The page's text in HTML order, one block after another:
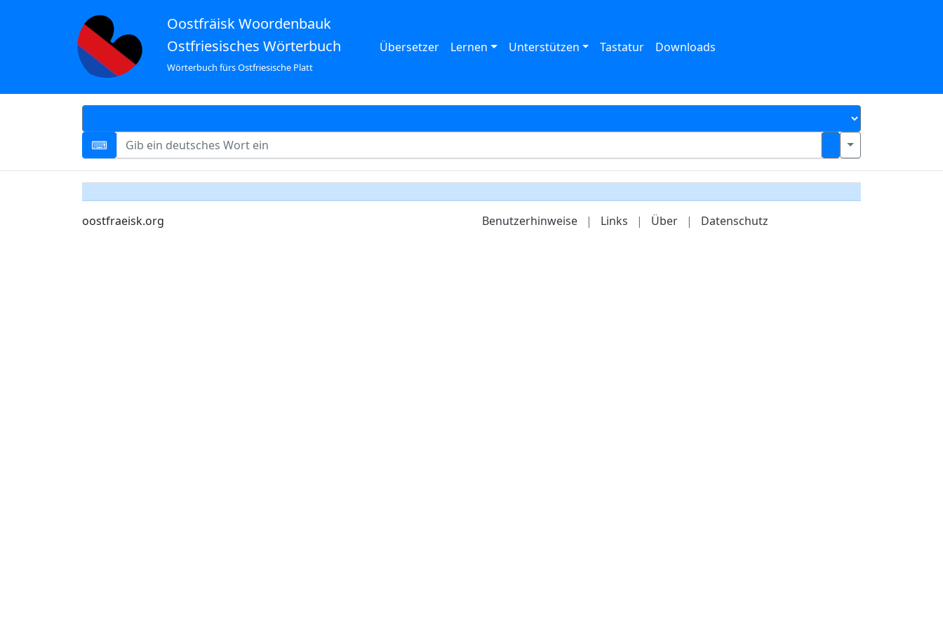
Oostfräisk Woordenbauk
Ostfriesisches Wörterbuch
Wörterbuch fürs Ostfriesische Platt
Übersetzer Lernen Unterstützen Tastatur Downloads
oostfraeisk.org Benutzerhinweise | Links | Über | Datenschutz